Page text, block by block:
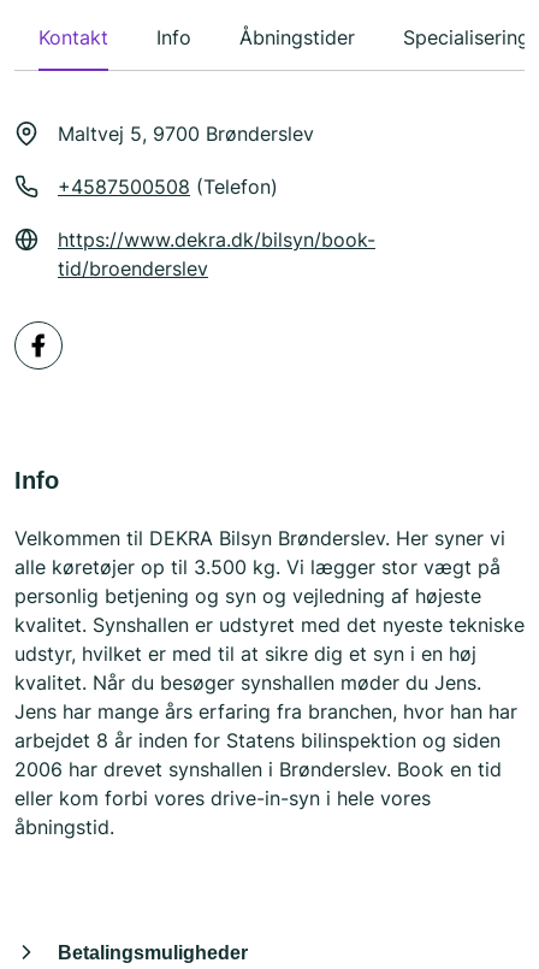
Kontakt Info Åbningstider
Maltvej 5, 9700 Brønderslev
+4587500508 (Telefon)
https://www.dekra.dk/bilsyn/book-
tid/broenderslev
Info
Velkommen til DEKRA Bilsyn Brønderslev. Her syner vi
alle køretøjer op til 3.500 kg. Vi lægger stor vægt på
personlig betjening og syn og vejledning af højeste
kvalitet. Synshallen er udstyret med det nyeste tekniske
udstyr, hvilket er med til at sikre dig et syn i en høj
kvalitet. Når du besøger synshallen møder du Jens.
Jens har mange års erfaring fra branchen, hvor han har
arbejdet 8 år inden for Statens bilinspektion og siden
2006 har drevet synshallen i Brønderslev. Book en tid
eller kom forbi vores drive-in-syn i hele vores
åbningstid.
Betalingsmuligheder